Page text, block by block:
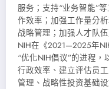
服务；支持“业务智能”
作效率；加强工作量分
战略管理；加强人才队
NIH在《2021—2025年
“优化NIH倡议”的进程
行政效率、建立评估员
管理、战略性投资基础